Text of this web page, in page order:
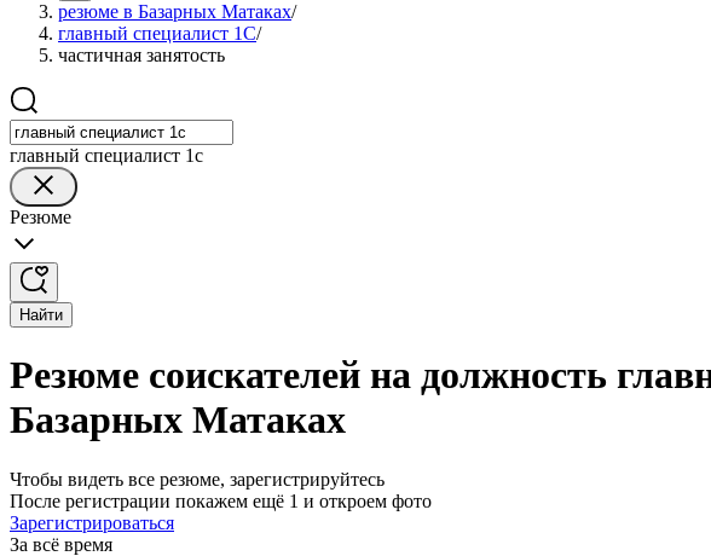
резюме в Базарных Матаках/
главный специалист 1С/
частичная занятость
главный специалист 1с
Резюме
Найти
Резюме соискателей на должность
Базарных Матаках
Чтобы видеть все резюме, зарегистрируйтесь
После регистрации покажем ещё 1 и откроем фото
Зарегистрироваться
За всё время